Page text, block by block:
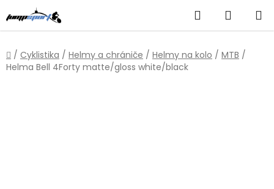
na
obsah
Hledat
KOŠÍK
Domů
/ Cyklistika / Helmy a chrániče / Helmy na kolo / MTB /
Helma Bell 4Forty matte/gloss white/black